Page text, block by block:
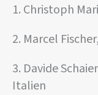
1. Christoph
2. Marcel
3. Davide
Italien